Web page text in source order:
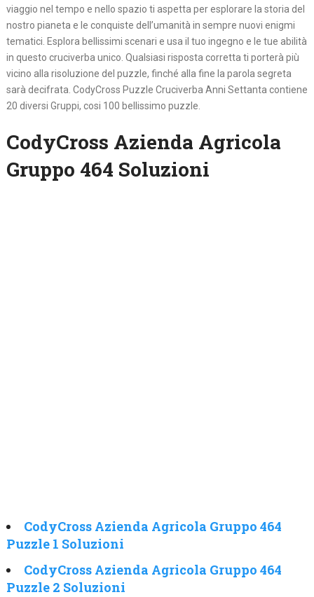
viaggio nel tempo e nello spazio ti aspetta per esplorare la storia del
nostro pianeta e le conquiste dell’umanità in sempre nuovi enigmi
tematici. Esplora bellissimi scenari e usa il tuo ingegno e le tue abilità
in questo cruciverba unico. Qualsiasi risposta corretta ti porterà più
vicino alla risoluzione del puzzle, finché alla fine la parola segreta
sarà decifrata. CodyCross Puzzle Cruciverba Anni Settanta contiene
20 diversi Gruppi, cosi 100 bellissimo puzzle.
CodyCross Azienda Agricola
Gruppo 464 Soluzioni
CodyCross Azienda Agricola Gruppo 464
Puzzle 1 Soluzioni
CodyCross Azienda Agricola Gruppo 464
Puzzle 2 Soluzioni